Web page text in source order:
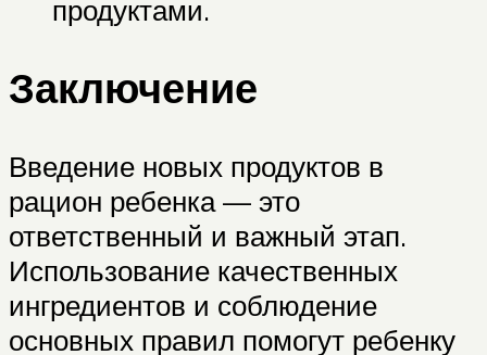
продуктами.
Заключение
Введение новых продуктов в
рацион ребенка — это
ответственный и важный этап.
Использование качественных
ингредиентов и соблюдение
основных правил помогут ребенку